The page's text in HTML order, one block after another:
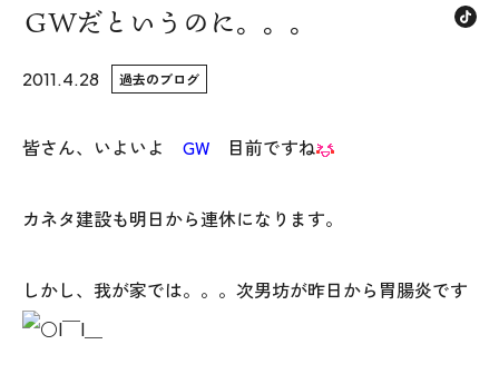
施工事例&お客様の声
不動産情報
WoodStrucX™（ウッドストラクス™）
会社案内
ＧＷだというのに。。。
2011.4.28 過去のブログ
皆さん、いよいよ GW 目前ですね
カネタ建設も明日から連休になります。
しかし、我が家では。。。次男坊が昨日から胃腸炎です